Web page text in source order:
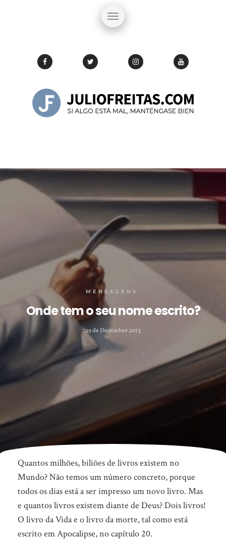
MENSAGENS
Onde tem o seu nome escrito?
29 de December 2013
Onde
tem
o
seu
nome
Quantos milhões, biliões de livros existem no
Mundo? Não temos um número concreto, porque
todos os dias está a ser impresso um novo livro. Mas
e quantos livros existem diante de Deus? Dois livros!
O livro da Vida e o livro da morte, tal como está
escrito em Apocalipse, no capítulo 20.